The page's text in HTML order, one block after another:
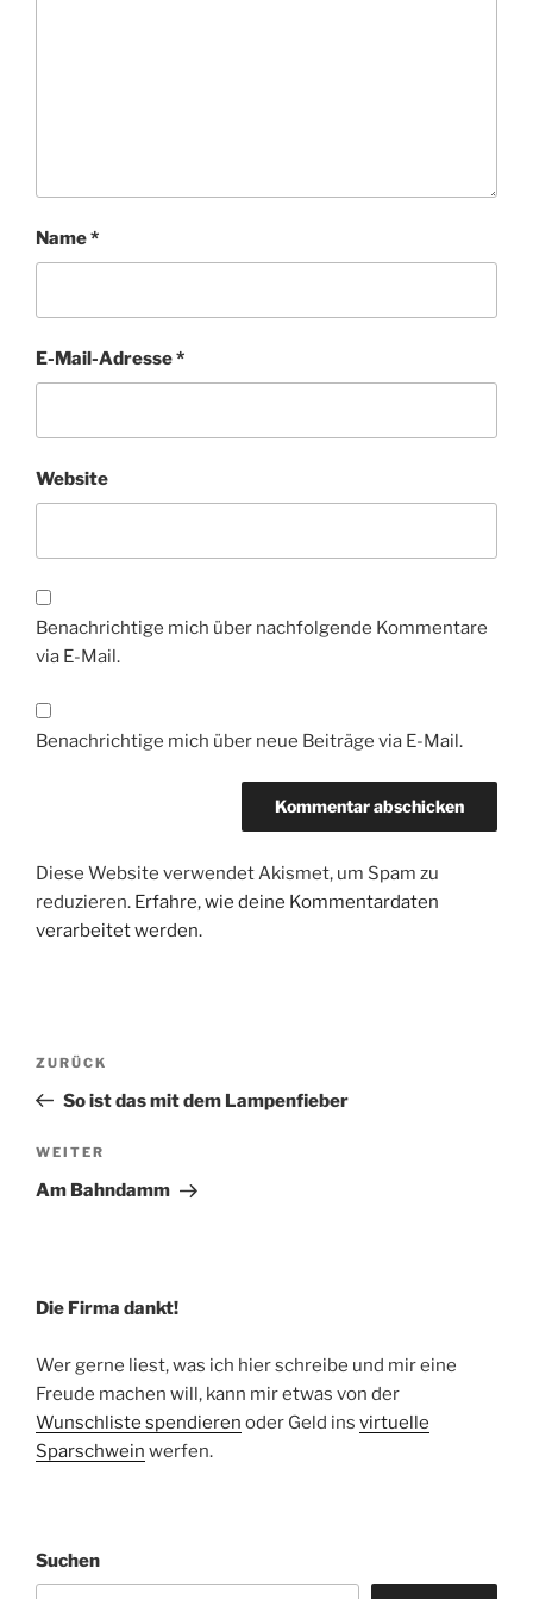
Name*
E-Mail-Adresse*
Website
Benachrichtige mich über nachfolgende Kommentare
via E-Mail.
Benachrichtige mich über neue Beiträge via E-Mail.
Diese Website verwendet Akismet, um Spam zu
reduzieren. Erfahre, wie deine Kommentardaten
verarbeitet werden.
Beitragsnavigation
Vorheriger
Beitrag
ZURÜCK
So ist das mit dem Lampenfieber
Nächster
Beitrag
WEITER
Am Bahndamm
Die Firma dankt!
Wer gerne liest, was ich hier schreibe und mir eine
Freude machen will, kann mir etwas von der
Wunschliste spendieren oder Geld ins virtuelle
Sparschwein werfen.
Suchen